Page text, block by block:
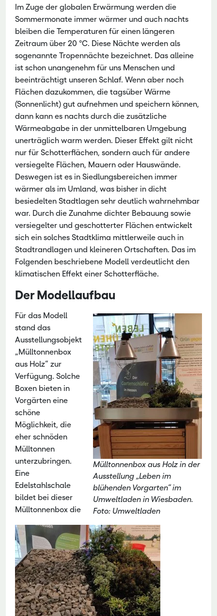
Im Zuge der globalen Erwärmung werden die
Sommermonate immer wärmer und auch nachts
bleiben die Temperaturen für einen längeren
Zeitraum über 20 °C. Diese Nächte werden als
sogenannte Tropennächte bezeichnet. Das alleine
ist schon unangenehm für uns Menschen und
beeinträchtigt unseren Schlaf. Wenn aber noch
Flächen dazukommen, die tagsüber Wärme
(Sonnenlicht) gut aufnehmen und speichern können,
dann kann es nachts durch die zusätzliche
Wärmeabgabe in der unmittelbaren Umgebung
unerträglich warm werden. Dieser Effekt gilt nicht
nur für Schotterflächen, sondern auch für andere
versiegelte Flächen, Mauern oder Hauswände.
Deswegen ist es in Siedlungsbereichen immer
wärmer als im Umland, was bisher in dicht
besiedelten Stadtlagen sehr deutlich wahrnehmbar
war. Durch die Zunahme dichter Bebauung sowie
versiegelter und geschotterter Flächen entwickelt
sich ein solches Stadtklima mittlerweile auch in
Stadtrandlagen und kleineren Ortschaften. Das im
Folgenden beschriebene Modell verdeutlicht den
klimatischen Effekt einer Schotterfläche.
Der Modellaufbau
Mülltonnenbox aus Holz in der
Ausstellung „Leben im
blühenden Vorgarten“ im
Umweltladen in Wiesbaden.
Foto: Umweltladen
Für das Modell
stand das
Ausstellungsobjekt
„Mülltonnenbox
aus Holz“ zur
Verfügung. Solche
Boxen bieten in
Vorgärten eine
schöne
Möglichkeit, die
eher schnöden
Mülltonnen
unterzubringen.
Eine
Edelstahlschale
bildet bei dieser
Mülltonnenbox die